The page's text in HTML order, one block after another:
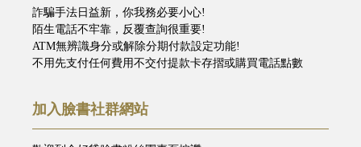
詐騙手法日益新，你我務必要小心!
陌生電話不牢靠，反覆查詢很重要!
ATM無辨識身分或解除分期付款設定功能!
不用先支付任何費用不交付提款卡存摺或購買電話點數
加入臉書社群網站